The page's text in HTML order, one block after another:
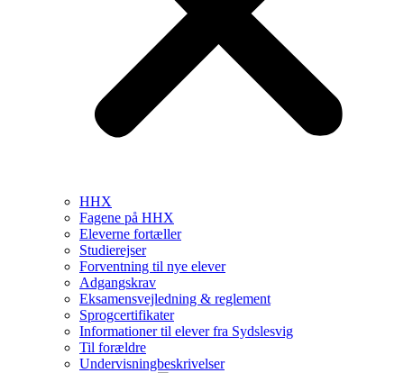
HHX
Fagene på HHX
Eleverne fortæller
Studierejser
Forventning til nye elever
Adgangskrav
Eksamensvejledning & reglement
Sprogcertifikater
Informationer til elever fra Sydslesvig
Til forældre
Undervisningbeskrivelser